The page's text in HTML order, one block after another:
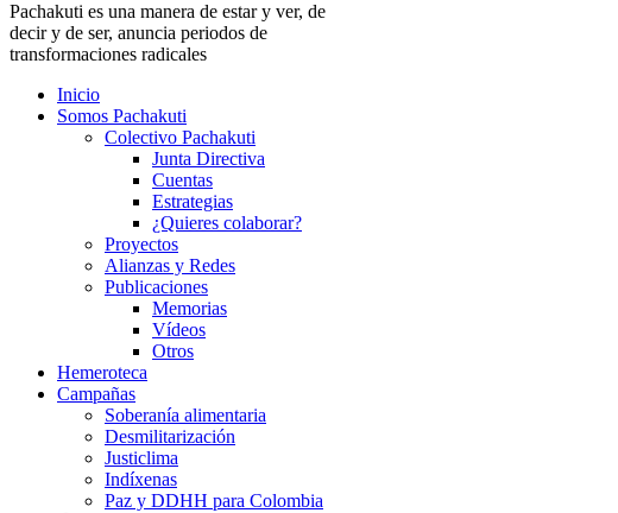
Pachakuti es una manera de estar y ver, de
decir y de ser, anuncia periodos de
transformaciones radicales
Inicio
Somos Pachakuti
Colectivo Pachakuti
Junta Directiva
Cuentas
Estrategias
¿Quieres colaborar?
Proyectos
Alianzas y Redes
Publicaciones
Memorias
Vídeos
Otros
Hemeroteca
Campañas
Soberanía alimentaria
Desmilitarización
Justiclima
Indíxenas
Paz y DDHH para Colombia